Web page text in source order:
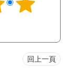
回上一頁